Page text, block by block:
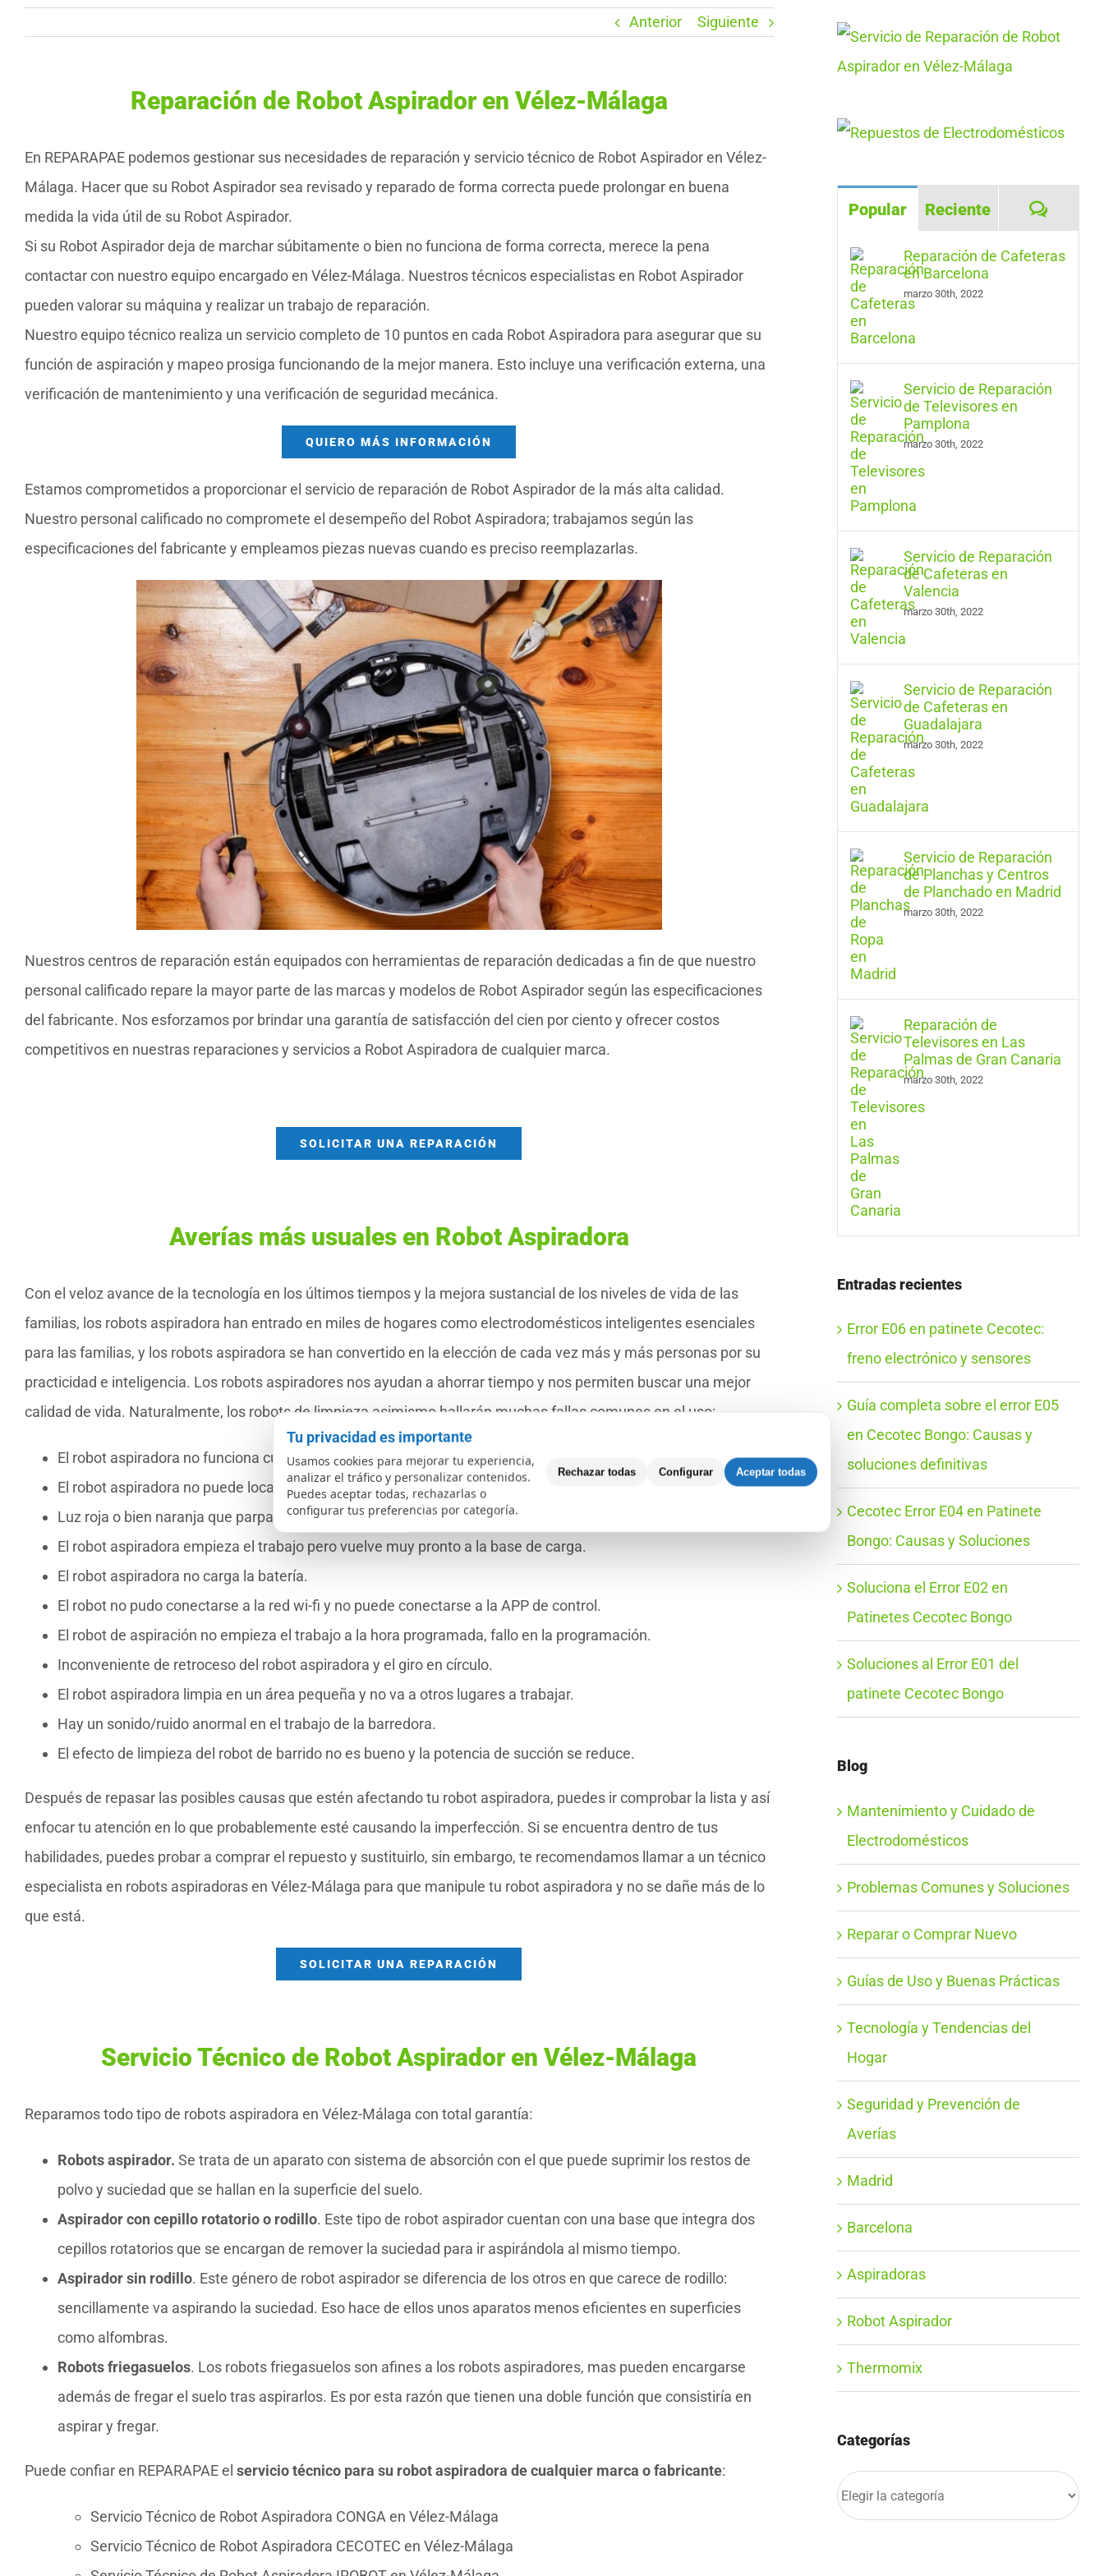
Anterior Siguiente
Reparación de Robot Aspirador en Vélez-Málaga
En REPARAPAE podemos gestionar sus necesidades de reparación y servicio técnico de Robot Aspirador en Vélez-
Málaga. Hacer que su Robot Aspirador sea revisado y reparado de forma correcta puede prolongar en buena
medida la vida útil de su Robot Aspirador.
Si su Robot Aspirador deja de marchar súbitamente o bien no funciona de forma correcta, merece la pena
contactar con nuestro equipo encargado en Vélez-Málaga. Nuestros técnicos especialistas en Robot Aspirador
pueden valorar su máquina y realizar un trabajo de reparación.
Nuestro equipo técnico realiza un servicio completo de 10 puntos en cada Robot Aspiradora para asegurar que su
función de aspiración y mapeo prosiga funcionando de la mejor manera. Esto incluye una verificación externa, una
verificación de mantenimiento y una verificación de seguridad mecánica.
QUIERO MÁS INFORMACIÓN
Estamos comprometidos a proporcionar el servicio de reparación de Robot Aspirador de la más alta calidad.
Nuestro personal calificado no compromete el desempeño del Robot Aspiradora; trabajamos según las
especificaciones del fabricante y empleamos piezas nuevas cuando es preciso reemplazarlas.
Nuestros centros de reparación están equipados con herramientas de reparación dedicadas a fin de que nuestro
personal calificado repare la mayor parte de las marcas y modelos de Robot Aspirador según las especificaciones
del fabricante. Nos esforzamos por brindar una garantía de satisfacción del cien por ciento y ofrecer costos
competitivos en nuestras reparaciones y servicios a Robot Aspiradora de cualquier marca.
SOLICITAR UNA REPARACIÓN
Averías más usuales en Robot Aspiradora
Con el veloz avance de la tecnología en los últimos tiempos y la mejora sustancial de los niveles de vida de las
familias, los robots aspiradora han entrado en miles de hogares como electrodomésticos inteligentes esenciales
para las familias, y los robots aspiradora se han convertido en la elección de cada vez más y más personas por su
practicidad e inteligencia. Los robots aspiradores nos ayudan a ahorrar tiempo y nos permiten buscar una mejor
calidad de vida. Naturalmente, los robots de limpieza asimismo hallarán muchas fallas comunes en el uso:
El robot aspiradora no funciona cuando se enciende o bien no responde cuando se enciende.
El robot aspiradora no puede localizar el soporte de carga.
Luz roja o bien naranja que parpadea en el robot aspiradora y no inicia el trabajo.
El robot aspiradora empieza el trabajo pero vuelve muy pronto a la base de carga.
El robot aspiradora no carga la batería.
El robot no pudo conectarse a la red wi-fi y no puede conectarse a la APP de control.
El robot de aspiración no empieza el trabajo a la hora programada, fallo en la programación.
Inconveniente de retroceso del robot aspiradora y el giro en círculo.
El robot aspiradora limpia en un área pequeña y no va a otros lugares a trabajar.
Hay un sonido/ruido anormal en el trabajo de la barredora.
El efecto de limpieza del robot de barrido no es bueno y la potencia de succión se reduce.
Después de repasar las posibles causas que estén afectando tu robot aspiradora, puedes ir comprobar la lista y así
enfocar tu atención en lo que probablemente esté causando la imperfección. Si se encuentra dentro de tus
habilidades, puedes probar a comprar el repuesto y sustituirlo, sin embargo, te recomendamos llamar a un técnico
especialista en robots aspiradoras en Vélez-Málaga para que manipule tu robot aspiradora y no se dañe más de lo
que está.
SOLICITAR UNA REPARACIÓN
Servicio Técnico de Robot Aspirador en Vélez-Málaga
Reparamos todo tipo de robots aspiradora en Vélez-Málaga con total garantía:
Robots aspirador. Se trata de un aparato con sistema de absorción con el que puede suprimir los restos de
polvo y suciedad que se hallan en la superficie del suelo.
Aspirador con cepillo rotatorio o rodillo. Este tipo de robot aspirador cuentan con una base que integra dos
cepillos rotatorios que se encargan de remover la suciedad para ir aspirándola al mismo tiempo.
Aspirador sin rodillo. Este género de robot aspirador se diferencia de los otros en que carece de rodillo:
sencillamente va aspirando la suciedad. Eso hace de ellos unos aparatos menos eficientes en superficies
como alfombras.
Robots friegasuelos. Los robots friegasuelos son afines a los robots aspiradores, mas pueden encargarse
además de fregar el suelo tras aspirarlos. Es por esta razón que tienen una doble función que consistiría en
aspirar y fregar.
Puede confiar en REPARAPAE el servicio técnico para su robot aspiradora de cualquier marca o fabricante:
Servicio Técnico de Robot Aspiradora CONGA en Vélez-Málaga
Servicio Técnico de Robot Aspiradora CECOTEC en Vélez-Málaga
Popular Reciente
Reparación de Cafeteras
en Barcelona
marzo 30th, 2022
Servicio de Reparación
de Televisores en
Pamplona
marzo 30th, 2022
Servicio de Reparación
de Cafeteras en
Valencia
marzo 30th, 2022
Servicio de Reparación
de Cafeteras en
Guadalajara
marzo 30th, 2022
Servicio de Reparación
de Planchas y Centros
de Planchado en Madrid
marzo 30th, 2022
Reparación de
Televisores en Las
Palmas de Gran Canaria
marzo 30th, 2022
Entradas recientes
Error E06 en patinete Cecotec:
freno electrónico y sensores
Guía completa sobre el error E05
en Cecotec Bongo: Causas y
soluciones definitivas
Cecotec Error E04 en Patinete
Bongo: Causas y Soluciones
Soluciona el Error E02 en
Patinetes Cecotec Bongo
Soluciones al Error E01 del
patinete Cecotec Bongo
Blog
Mantenimiento y Cuidado de
Electrodomésticos
Problemas Comunes y Soluciones
Reparar o Comprar Nuevo
Guías de Uso y Buenas Prácticas
Tecnología y Tendencias del
Hogar
Seguridad y Prevención de
Averías
Madrid
Barcelona
Aspiradoras
Robot Aspirador
Thermomix
Categorías
Categorías
Tu privacidad es importante
Usamos cookies para mejorar tu experiencia,
analizar el tráfico y personalizar contenidos.
Puedes aceptar todas, rechazarlas o
configurar tus preferencias por categoría.
Rechazar todas Configurar Aceptar todas